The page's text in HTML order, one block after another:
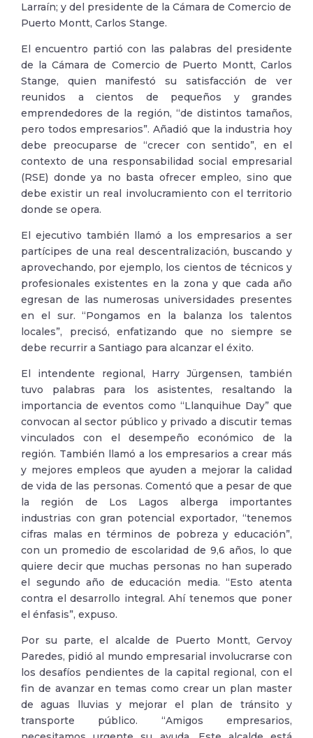
Larraín; y del presidente de la Cámara de Comercio de
Puerto Montt, Carlos Stange.
El encuentro partió con las palabras del presidente
de la Cámara de Comercio de Puerto Montt, Carlos
Stange, quien manifestó su satisfacción de ver
reunidos a cientos de pequeños y grandes
emprendedores de la región, “de distintos tamaños,
pero todos empresarios”. Añadió que la industria hoy
debe preocuparse de “crecer con sentido”, en el
contexto de una responsabilidad social empresarial
(RSE) donde ya no basta ofrecer empleo, sino que
debe existir un real involucramiento con el territorio
donde se opera.
El ejecutivo también llamó a los empresarios a ser
partícipes de una real descentralización, buscando y
aprovechando, por ejemplo, los cientos de técnicos y
profesionales existentes en la zona y que cada año
egresan de las numerosas universidades presentes
en el sur. “Pongamos en la balanza los talentos
locales”, precisó, enfatizando que no siempre se
debe recurrir a Santiago para alcanzar el éxito.
El intendente regional, Harry Jürgensen, también
tuvo palabras para los asistentes, resaltando la
importancia de eventos como “Llanquihue Day” que
convocan al sector público y privado a discutir temas
vinculados con el desempeño económico de la
región. También llamó a los empresarios a crear más
y mejores empleos que ayuden a mejorar la calidad
de vida de las personas. Comentó que a pesar de que
la región de Los Lagos alberga importantes
industrias con gran potencial exportador, “tenemos
cifras malas en términos de pobreza y educación”,
con un promedio de escolaridad de 9,6 años, lo que
quiere decir que muchas personas no han superado
el segundo año de educación media. “Esto atenta
contra el desarrollo integral. Ahí tenemos que poner
el énfasis”, expuso.
Por su parte, el alcalde de Puerto Montt, Gervoy
Paredes, pidió al mundo empresarial involucrarse con
los desafíos pendientes de la capital regional, con el
fin de avanzar en temas como crear un plan master
de aguas lluvias y mejorar el plan de tránsito y
transporte público. “Amigos empresarios,